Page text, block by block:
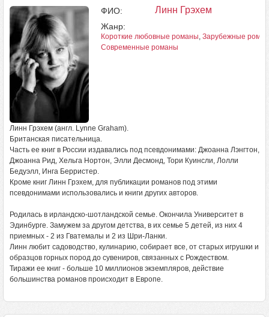
ФИО: Линн Грэхем
Жанр:
Короткие любовные романы, Зарубежные
Современные романы
Линн Грэхем (англ. Lynne Graham).
Британская писательница.
Часть ее книг в России издавались под псевдонимами: Джоанна Лэнгтон,
Джоанна Рид, Хельга Нортон, Элли Десмонд, Тори Куинсли, Лолли
Бедуэлл, Инга Берристер.
Кроме книг Линн Грэхем, для публикации романов под этими
псевдонимами использовались и книги других авторов.
Родилась в ирландско-шотландской семье. Окончила Университет в
Эдинбурге. Замужем за другом детства, в их семье 5 детей, из них 4
приемных - 2 из Гватемалы и 2 из Шри-Ланки.
Линн любит садоводство, кулинарию, собирает все, от старых игрушки и
образцов горных пород до сувениров, связанных с Рождеством.
Тиражи ее книг - больше 10 миллионов экземпляров, действие
большинства романов происходит в Европе.